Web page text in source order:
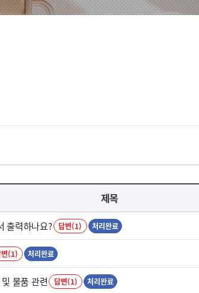
제목
출력하나요? 답변(1) 처리완료
변(1) 처리완료
물품 관련 답변(1) 처리완료